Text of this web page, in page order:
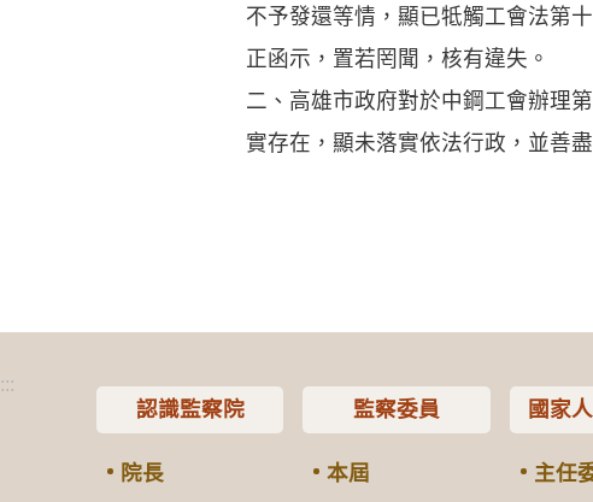
不予發還等情，顯已牴觸工會法第
正函示，置若罔聞，核有違失。
二、高雄市政府對於中鋼工會辦理
實存在，顯未落實依法行政，並善
:::
認識監察院
院長
監察委員
本屆
國家
主任